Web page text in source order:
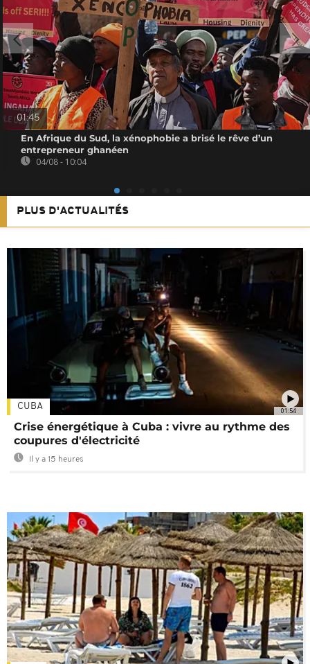
01:45
En Afrique du Sud, la xénophobie a brisé le rêve d’un
entrepreneur ghanéen
04/08 - 10:04
PLUS D'ACTUALITÉS
01:54
CUBA
Crise énergétique à Cuba : vivre au rythme des
coupures d'électricité
Il y a 15 heures